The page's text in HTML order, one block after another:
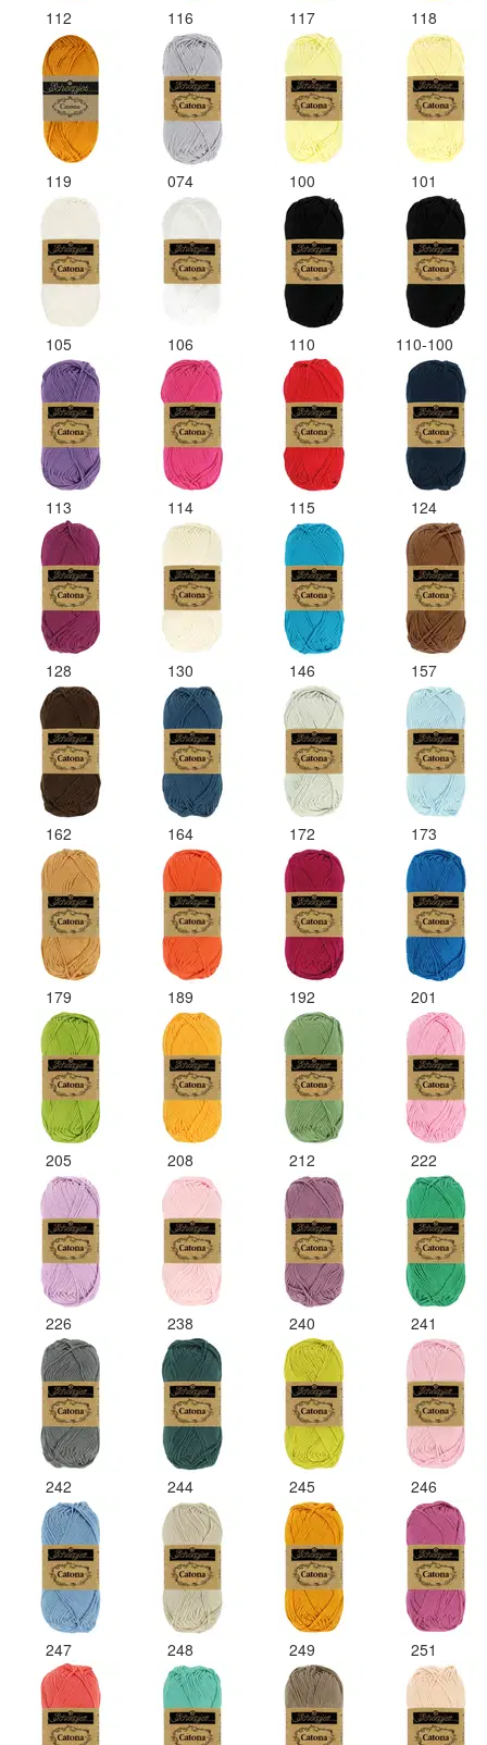
112 116 117 118
119 074 100 101
105 106 110 110-100
113 114 115 124
128 130 146 157
162 164 172 173
179 189 192 201
205 208 212 222
226 238 240 241
242 244 245 246
247 248 249 251